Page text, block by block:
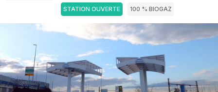
STATION OUVERTE 100 % BIOGAZ